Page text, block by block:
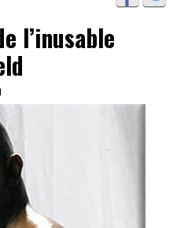
l’inusable